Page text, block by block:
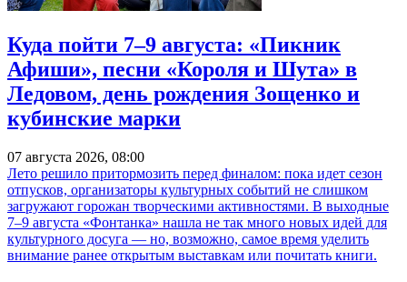
Куда пойти 7–9 августа: «Пикник
Афиши», песни «Короля и Шута» в
Ледовом, день рождения Зощенко и
кубинские марки
07 августа 2026, 08:00
Лето решило притормозить перед финалом: пока идет сезон
отпусков, организаторы культурных событий не слишком
загружают горожан творческими активностями. В выходные
7–9 августа «Фонтанка» нашла не так много новых идей для
культурного досуга — но, возможно, самое время уделить
внимание ранее открытым выставкам или почитать книги.